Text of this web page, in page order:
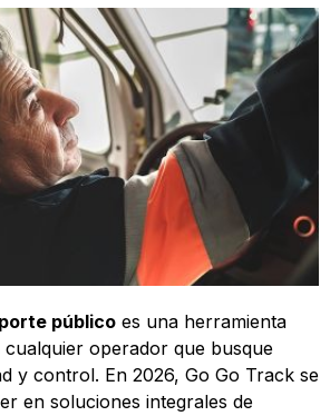
público es una herramienta
cualquier operador que busque
y control. En 2026, Go Go Track se
en soluciones integrales de